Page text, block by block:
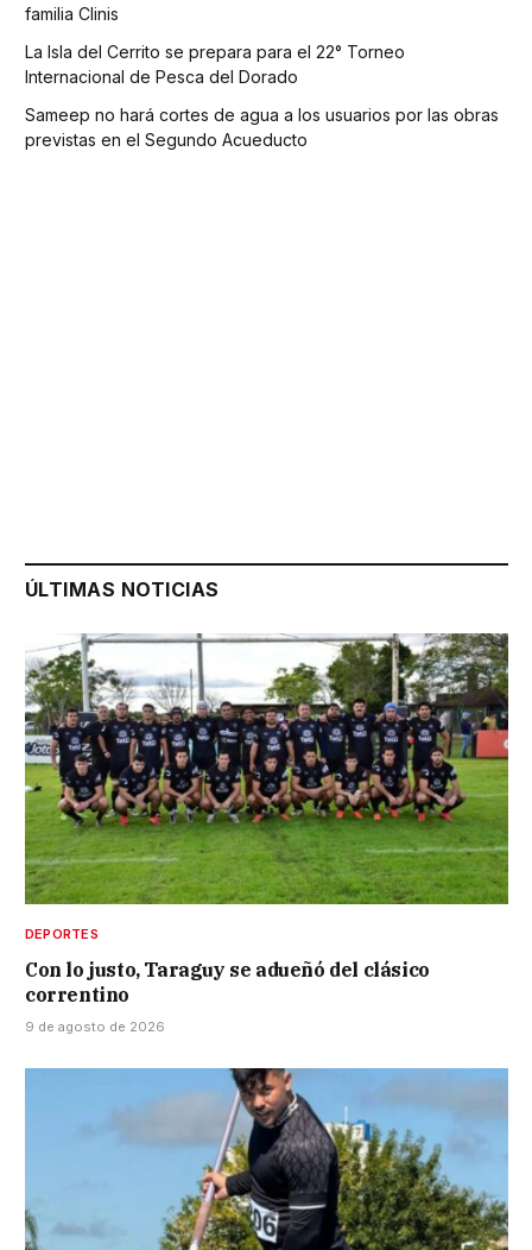
familia Clinis
La Isla del Cerrito se prepara para el 22° Torneo
Internacional de Pesca del Dorado
Sameep no hará cortes de agua a los usuarios por las obras
previstas en el Segundo Acueducto
ÚLTIMAS NOTICIAS
DEPORTES
Con lo justo, Taraguy se adueñó del clásico
correntino
9 de agosto de 2026